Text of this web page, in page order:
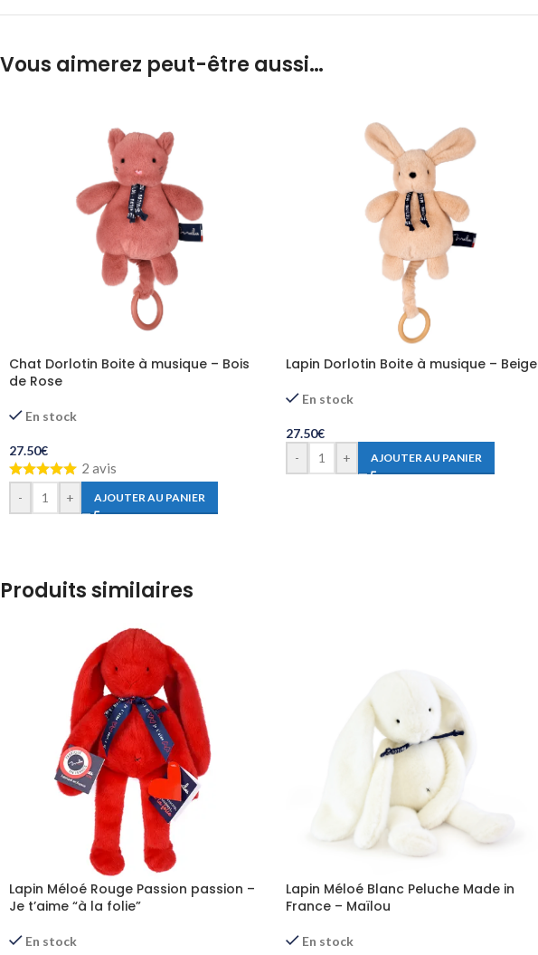
Vous aimerez peut-être aussi…
Chat Dorlotin Boite à musique – Bois
de Rose
En stock
27.50€
2 avis
- + AJOUTER AU PANIER
Lapin Dorlotin Boite à musique – Beige
En stock
27.50€
-
+ AJOUTER AU PANIER
Produits similaires
Lapin Méloé Rouge Passion passion –
Je t’aime “à la folie”
En stock
Lapin Méloé Blanc Peluche Made in
France – Maïlou
En stock